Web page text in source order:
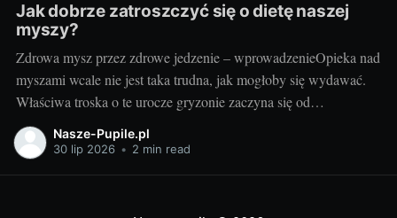
Jak dobrze zatroszczyć się o dietę naszej
myszy?
Zdrowa mysz przez zdrowe jedzenie – wprowadzenieOpieka nad
myszami wcale nie jest taka trudna, jak mogłoby się wydawać.
Właściwa troska o te urocze gryzonie zaczyna się od
odpowiednio zbilansowanej diety. Skąd wiedzieć, jaka karma dla
myszy będzie najlepsza? Odpowiedź na to pytanie pomoże Ci
Nasze-Pupile.pl
30 lip 2026 • 2 min read